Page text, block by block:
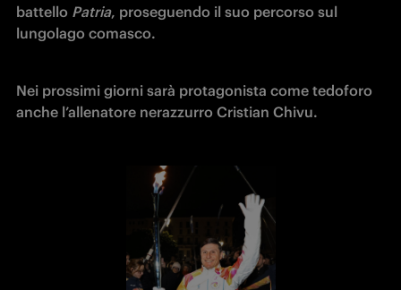
battello Patria, proseguendo il suo percorso sul
lungolago comasco.
Nei prossimi giorni sarà protagonista come tedoforo
anche l’allenatore nerazzurro Cristian Chivu.